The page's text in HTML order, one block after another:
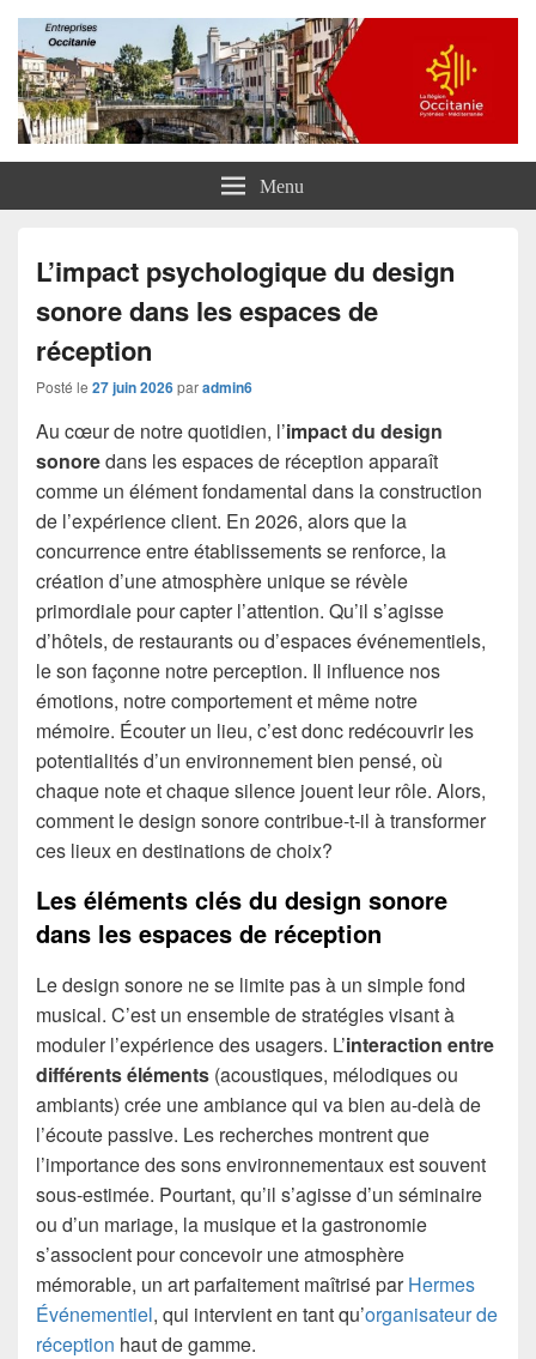
Entreprises Occitanie
Menu
L’impact psychologique du design
sonore dans les espaces de
réception
Posté le 27 juin 2026paradmin6
Au cœur de notre quotidien, l’impact du design
sonoredans les espaces de réception apparaît
comme un élément fondamental dans la construction
de l’expérience client. En 2026, alors que la
concurrence entre établissements se renforce, la
création d’une atmosphère unique se révèle
primordiale pour capter l’attention. Qu’il s’agisse
d’hôtels, de restaurants ou d’espaces événementiels,
le son façonne notre perception. Il influence nos
émotions, notre comportement et même notre
mémoire. Écouter un lieu, c’est donc redécouvrir les
potentialités d’un environnement bien pensé, où
chaque note et chaque silence jouent leur rôle. Alors,
comment le design sonore contribue-t-il à transformer
ces lieux en destinations de choix?
Les éléments clés du design sonore
dans les espaces de réception
Le design sonore ne se limite pas à un simple fond
musical. C’est un ensemble de stratégies visant à
moduler l’expérience des usagers. L’interaction entre
différents éléments (acoustiques, mélodiques ou
ambiants) crée une ambiance qui va bien au-delà de
l’écoute passive. Les recherches montrent que
l’importance des sons environnementaux est souvent
sous-estimée. Pourtant, qu’il s’agisse d’un séminaire
ou d’un mariage, la musique et la gastronomie
s’associent pour concevoir une atmosphère
mémorable, un art parfaitement maîtrisé parHermes
Événementiel, qui intervient en tant qu’organisateur de
réception haut de gamme.